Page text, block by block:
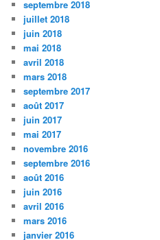
septembre 2018
juillet 2018
juin 2018
mai 2018
avril 2018
mars 2018
septembre 2017
août 2017
juin 2017
mai 2017
novembre 2016
septembre 2016
août 2016
juin 2016
avril 2016
mars 2016
janvier 2016